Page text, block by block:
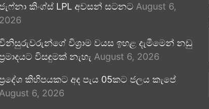
කිංග්ස් LPL අවසන් සටනට August 6,
2026
විශ්‍රාම වයස ඉහළ දැමීමෙන් නඩු
විසඳුමක් නැහැ August 6, 2026
කිහිපයකට අද පැය 05කට ජලය කැපේ
August 6, 2026